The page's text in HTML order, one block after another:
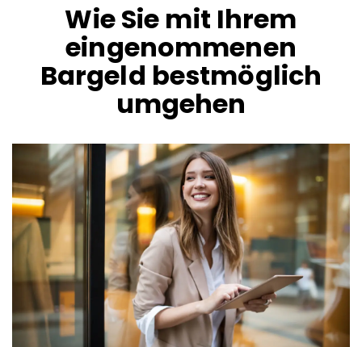
Wie Sie mit Ihrem
eingenommenen
Bargeld bestmöglich
umgehen